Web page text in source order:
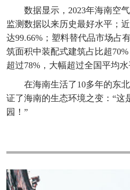
数据显示，2023年海南空
监测数据以来历史最好水平；
达99.66%；塑料替代品市场占
筑面积中装配式建筑占比超
超过78%，大幅超过全国平均
在海南生活了10多年的东
证了海南的生态环境之变：“这
园！”